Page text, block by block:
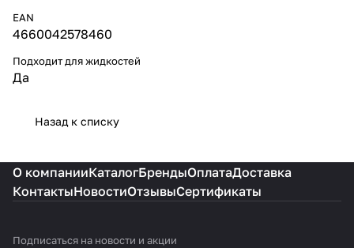
EAN
4660042578460
Подходит для жидкостей
Да
Назад к списку
О компанииКаталогБрендыОплатаДоставка
КонтактыНовостиОтзывыСертификаты
Подписаться на новости и акции